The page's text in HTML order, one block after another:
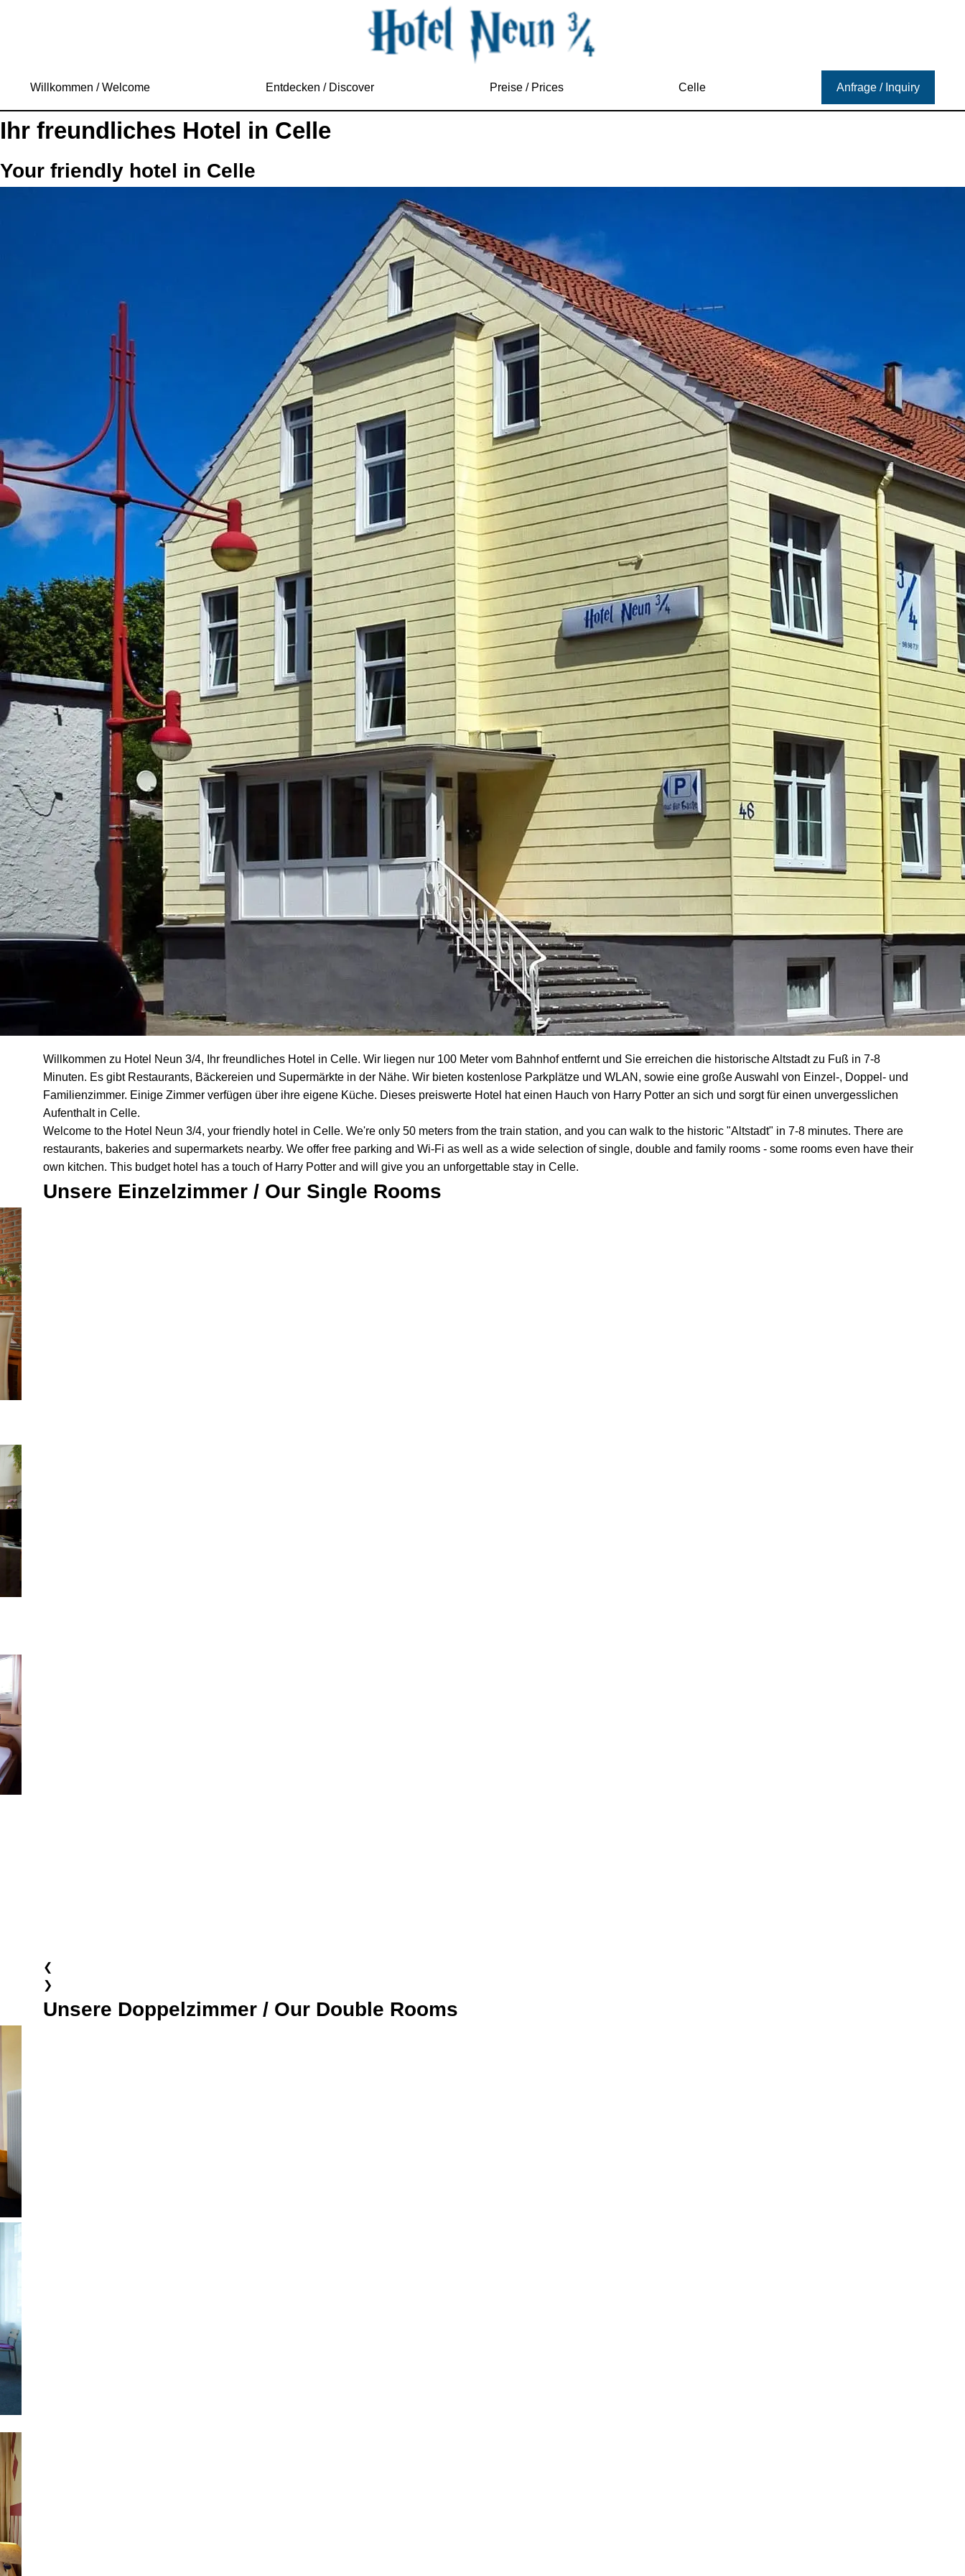
Willkommen / Welcome Entdecken / Discover Preise / Prices Celle Anfrage / Inquiry
Ihr freundliches Hotel in Celle
Your friendly hotel in Celle
Willkommen zu Hotel Neun 3/4, Ihr freundliches Hotel in Celle. Wir liegen nur 100 Meter vom Bahnhof entfernt und Sie erreichen die historische Altstadt zu Fuß in 7-8
Minuten. Es gibt Restaurants, Bäckereien und Supermärkte in der Nähe. Wir bieten kostenlose Parkplätze und WLAN, sowie eine große Auswahl von Einzel-, Doppel- und
Familienzimmer. Einige Zimmer verfügen über ihre eigene Küche. Dieses preiswerte Hotel hat einen Hauch von Harry Potter an sich und sorgt für einen unvergesslichen
Aufenthalt in Celle.
Welcome to the Hotel Neun 3/4, your friendly hotel in Celle. We're only 50 meters from the train station, and you can walk to the historic "Altstadt" in 7-8 minutes. There are
restaurants, bakeries and supermarkets nearby. We offer free parking and Wi-Fi as well as a wide selection of single, double and family rooms - some rooms even have their
own kitchen. This budget hotel has a touch of Harry Potter and will give you an unforgettable stay in Celle.
Unsere Einzelzimmer / Our Single Rooms
❮
❯
Unsere Doppelzimmer / Our Double Rooms